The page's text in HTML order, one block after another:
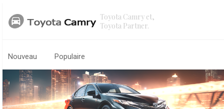
Toyota Camry et,
Toyota Partner.
Nouveau Populaire